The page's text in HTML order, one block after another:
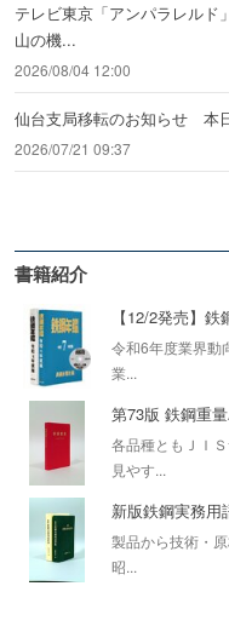
テレビ東京「アンパラレル
山の機...
2026/08/04 12:00
仙台支局移転のお知らせ 本
2026/07/21 09:37
書籍紹介
【12/2発売】
令和6年度業界動
業...
第73版 鉄鋼重
各品種ともＪＩ
見やす...
新版鉄鋼実務用
製品から技術・
昭...